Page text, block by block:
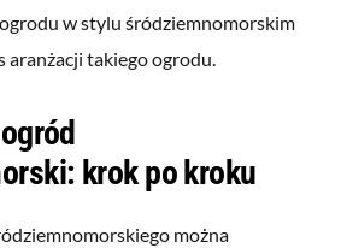
w stylu śródziemnomorskim
aranżacji takiego ogrodu.
krok po kroku
można